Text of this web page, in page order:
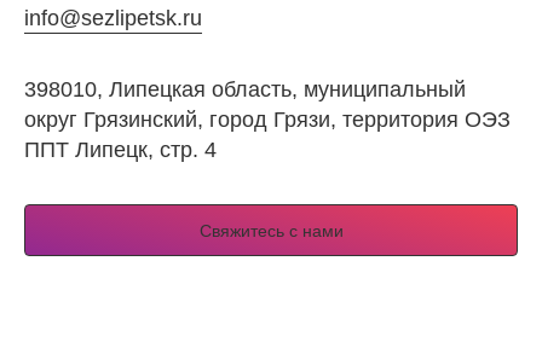
info@sezlipetsk.ru
398010, Липецкая область, муниципальный
округ Грязинский, город Грязи, территория ОЭЗ
ППТ Липецк, стр. 4
Свяжитесь с нами